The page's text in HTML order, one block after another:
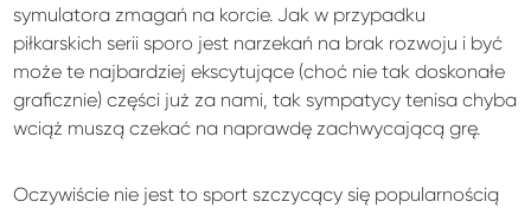
symulatora zmagań na korcie. Jak w przypadku
piłkarskich serii sporo jest narzekań na brak rozwoju i być
może te najbardziej ekscytujące (choć nie tak doskonałe
graficznie) części już za nami, tak sympatycy tenisa chyba
wciąż muszą czekać na naprawdę zachwycającą grę.
Oczywiście nie jest to sport szczycący się popularnością